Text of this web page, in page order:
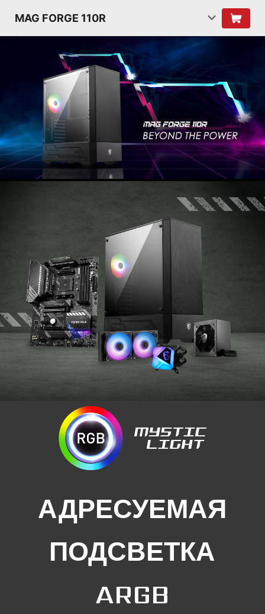
MAG FORGE 110R
АДРЕСУЕМАЯ
ПОДСВЕТКА
ARGB